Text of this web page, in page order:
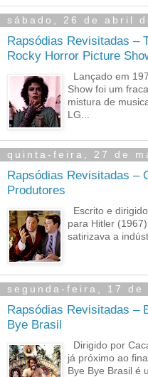
sábado, 26 de abril
Rapsódias Revisitadas –
Rocky Horror Picture
Lançado em
Show foi um
mistura de
LG...
quinta-feira, 27 de
Rapsódias Revisitadas –
Produtores
Escrito e
para Hitler
satirizava a
segunda-feira, 17 de
Rapsódias Revisitadas –
Bye Brasil
Dirigido por
já próximo ao
Bye Bye Brasil é